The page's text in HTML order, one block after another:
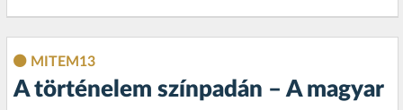
MITEM13
A történelem színpadán – A magyar